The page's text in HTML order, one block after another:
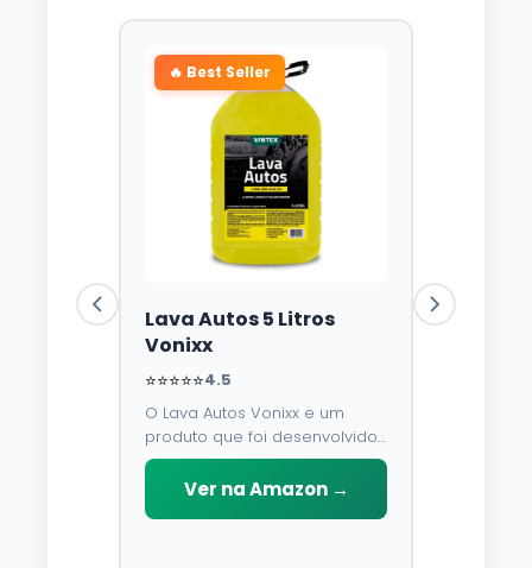
🔥 Best Seller
Lava Autos 5 Litros
Vonixx
⭐⭐⭐⭐⭐4.5
O Lava Autos Vonixx e um
produto que foi desenvolvido
para limpar, proteger e
conservar a lataria do veiculo.
Por possuir pH neutro, pode
Ver na Amazon →